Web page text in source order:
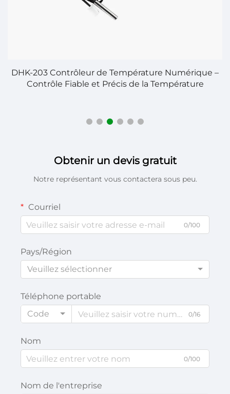
DHK-203 Contrôleur de Température Numérique –
Contrôle Fiable et Précis de la Température
Obtenir un devis gratuit
Notre représentant vous contactera sous peu.
Courriel
0/100
Pays/Région
Veuillez sélectionner
Téléphone portable
Code
0/16
Nom
0/100
Nom de l'entreprise